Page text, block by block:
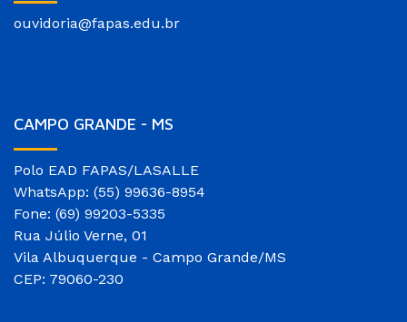
ouvidoria@fapas.edu.br
CAMPO GRANDE - MS
Polo EAD FAPAS/LASALLE
WhatsApp: (55) 99636-8954
Fone: (69) 99203-5335
Rua Júlio Verne, 01
Vila Albuquerque - Campo Grande/MS
CEP: 79060-230